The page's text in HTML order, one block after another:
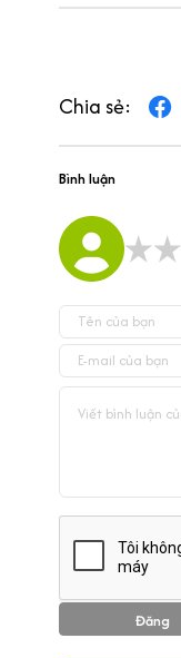
Chia sẻ:
Bình luận
Đăng